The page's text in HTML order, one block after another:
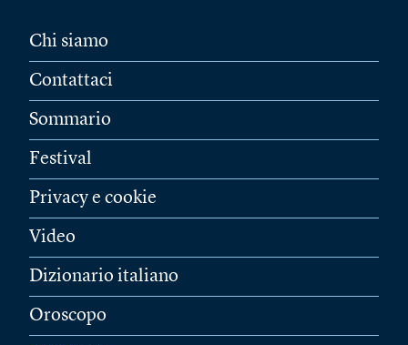
Chi siamo
Contattaci
Sommario
Festival
Privacy e cookie
Video
Dizionario italiano
Oroscopo